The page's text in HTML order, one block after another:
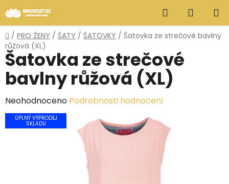
na
obsah
Hledat
KOŠÍK
Domů
/ PRO ŽENY / ŠATY / ŠATOVKY / Šatovka ze strečové bavlny
růžová (XL)
Šatovka ze strečové
bavlny růžová (XL)
Průměrné
hodnocení
produktu
Neohodnoceno Podrobnosti hodnocení
ÚPLNÝ VÝPRODEJ
SKLADU